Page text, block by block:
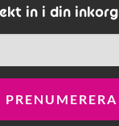
in i din inkorg